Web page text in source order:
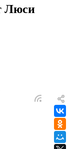
Люси